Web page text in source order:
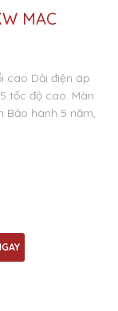
MAC
cao Dải điện áp
tốc độ cao. Màn
Bảo hành 5 năm,